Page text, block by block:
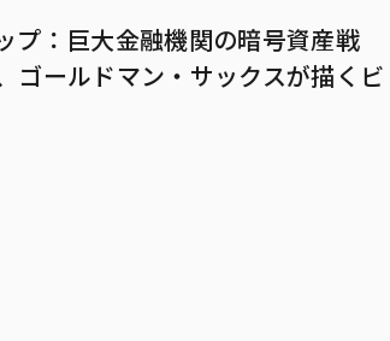
プ：巨大金融機関の暗号資産戦
ゴールドマン・サックスが描くビ